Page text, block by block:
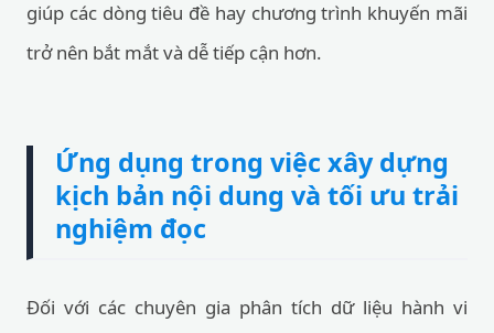
giúp các dòng tiêu đề hay chương trình khuyến mãi
trở nên bắt mắt và dễ tiếp cận hơn.
Ứng dụng trong việc xây dựng
kịch bản nội dung và tối ưu trải
nghiệm đọc
Đối với các chuyên gia phân tích dữ liệu hành vi